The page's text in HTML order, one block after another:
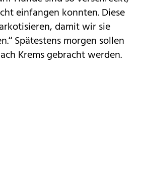
einfangen konnten. Diese
damit wir sie
Spätestens morgen sollen
Krems gebracht werden.